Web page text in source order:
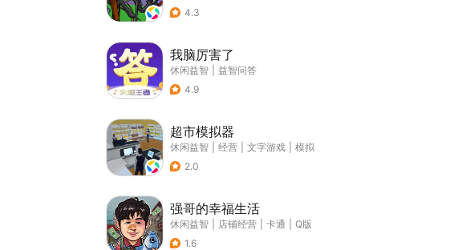
4.3
我脑厉害了
休闲益智
益智问答
4.9
超市模拟器
休闲益智 经营 文字游戏
模拟
2.0
强哥的幸福生活
休闲益智 店铺经营 卡通
Q版
1.6